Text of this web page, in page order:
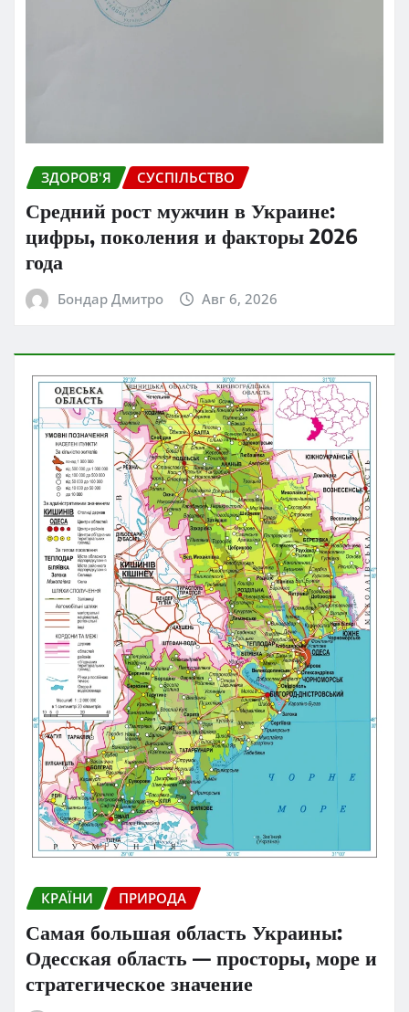
ЗДОРОВ'Я СУСПІЛЬСТВО
Средний рост мужчин в Украине:
цифры, поколения и факторы 2026
года
Бондар Дмитро Авг 6, 2026
КРАЇНИ ПРИРОДА
Самая большая область Украины:
Одесская область — просторы, море и
стратегическое значение